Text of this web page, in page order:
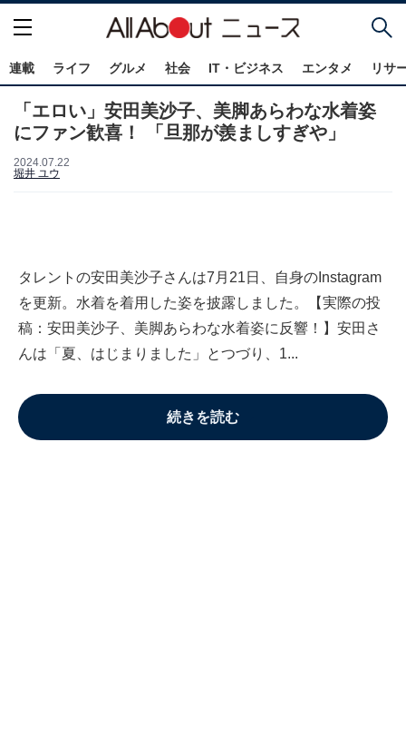
連載 ライフ グルメ 社会 IT・ビジネス エンタメ リサ
「エロい」安田美沙子、美脚あらわな水着姿
にファン歓喜！ 「旦那が羨ましすぎや」
2024.07.22
堀井 ユウ
タレントの安田美沙子さんは7月21日、自身のInstagram
を更新。水着を着用した姿を披露しました。【実際の投
稿：安田美沙子、美脚あらわな水着姿に反響！】安田さ
んは「夏、はじまりました」とつづり、1...
続きを読む